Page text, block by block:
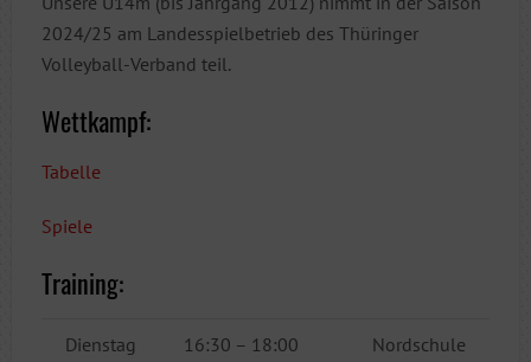
2024/25 am Landesspielbetrieb des Thüringer
Volleyball-Verband teil.
Wettkampf:
Tabelle
Spiele
Training:
Dienstag
16:30 – 18:00
Nordschule